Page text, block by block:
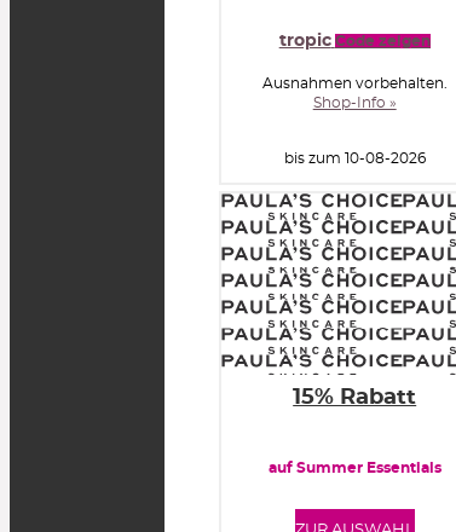
tropic Code zeigen
Ausnahmen vorbehalten.
Shop-Info »
bis zum 10-08-2026
15% Rabatt
auf Summer Essentials